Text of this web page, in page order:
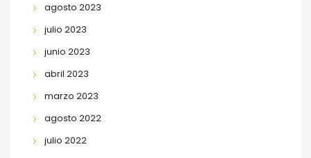
agosto 2023
julio 2023
junio 2023
abril 2023
marzo 2023
agosto 2022
julio 2022